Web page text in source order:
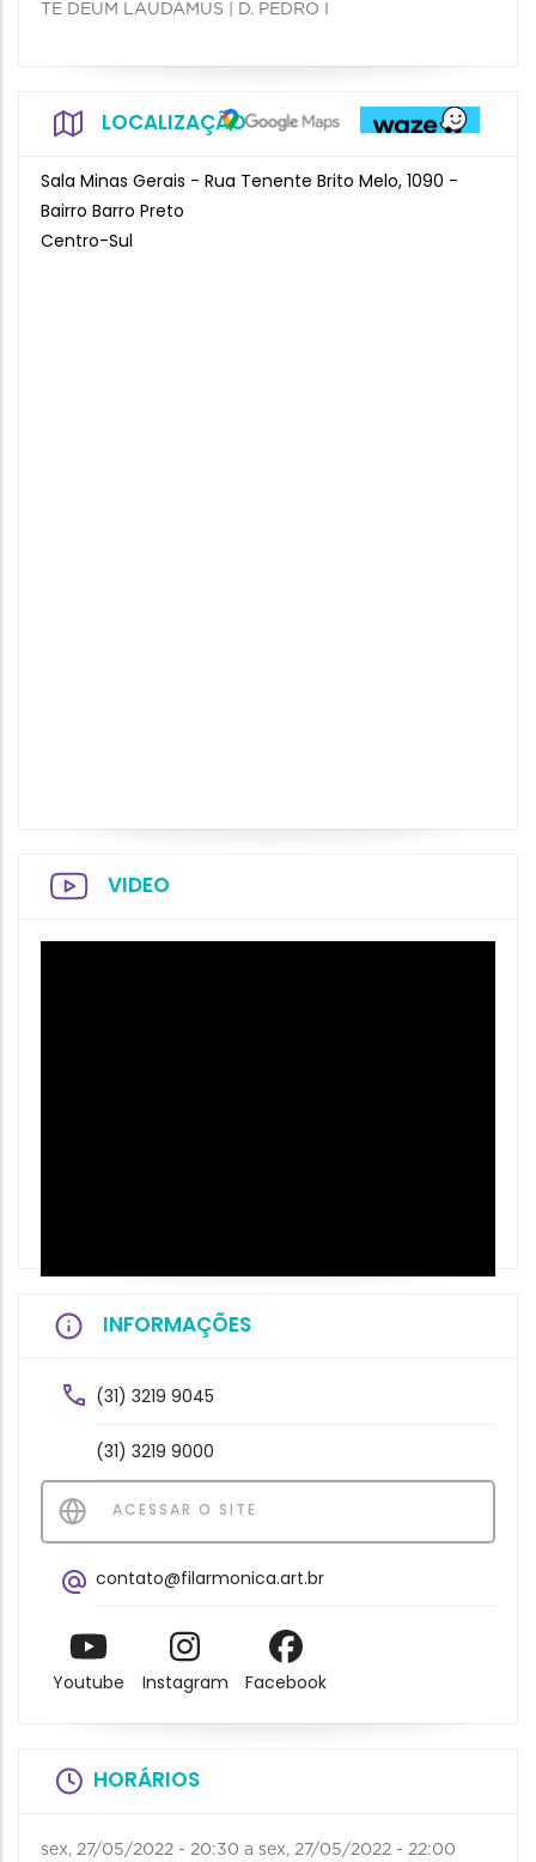
TE DEUM LAUDAMUS | D. PEDRO I
LOCALIZAÇÃO
Sala Minas Gerais - Rua Tenente Brito Melo, 1090 -
Bairro Barro Preto
Centro-Sul
VIDEO
INFORMAÇÕES
(31) 3219 9045
(31) 3219 9000
ACESSAR O SITE
contato@filarmonica.art.br
Youtube Instagram Facebook
HORÁRIOS
sex, 27/05/2022 - 20:30 a sex, 27/05/2022 - 22:00